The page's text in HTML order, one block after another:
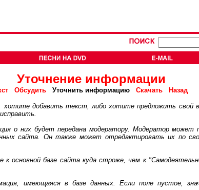
Уточнение информации
Обсудить Уточнить информацию Скачать Назад
добавить текст, либо хотите предложить свой
о них будет передана модератору. Модератор может
сайта. Он также может отредактировать их по
базе сайта куда строже, чем к
имеющаяся в базе данных. Если поле пустое,